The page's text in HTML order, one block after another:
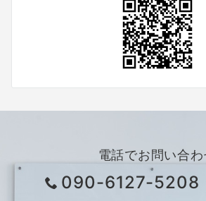
電話でお問い合
090-6127-5208